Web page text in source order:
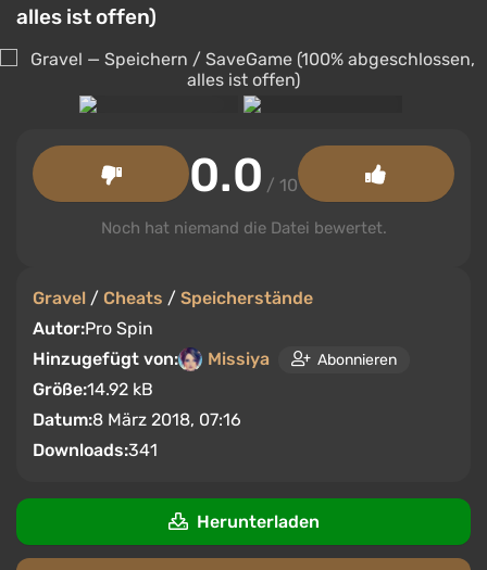
alles ist offen)
Gravel / Cheats / Speicherstände
Autor:Pro Spin
Hinzugefügt von:
Missiya Abonnieren
Größe:14.92 kB
Datum:8 März 2018, 07:16
Downloads:341
0.0 / 10
Noch hat niemand die Datei bewertet.
Herunterladen